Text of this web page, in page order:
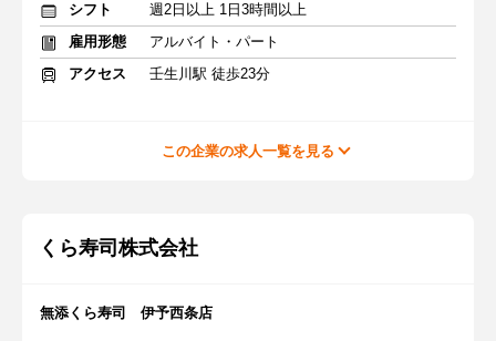
シフト
週2日以上 1日3時間以上
雇用形態
アルバイト・パート
アクセス
壬生川駅 徒歩23分
この企業の求人一覧を見る
くら寿司株式会社
無添くら寿司 伊予西条店